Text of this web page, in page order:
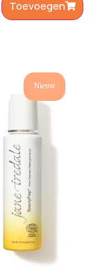
Toevoegen
Nieuw